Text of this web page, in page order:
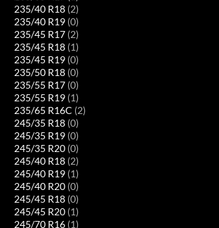
235/40 R18 (2)
235/40 R19 (0)
235/45 R17 (2)
235/45 R18 (1)
235/45 R19 (0)
235/50 R18 (0)
235/55 R17 (0)
235/55 R19 (1)
235/65 R16C (2)
245/35 R18 (0)
245/35 R19 (0)
245/35 R20 (0)
245/40 R18 (2)
245/40 R19 (1)
245/40 R20 (0)
245/45 R18 (0)
245/45 R20 (1)
245/70 R16 (1)